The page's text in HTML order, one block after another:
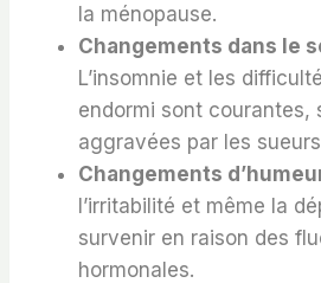
la ménopause.
Changements dans le
L’insomnie et les
endormi sont courantes,
aggravées par les
Changements
l’irritabilité et même la
survenir en raison des
hormonales.